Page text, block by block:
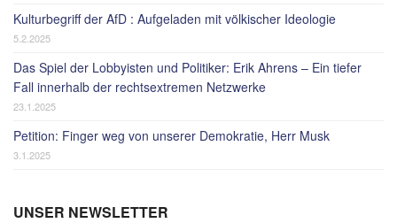
Kulturbegriff der AfD : Aufgeladen mit völkischer Ideologie
5.2.2025
Das Spiel der Lobbyisten und Politiker: Erik Ahrens – Ein tiefer
Fall innerhalb der rechtsextremen Netzwerke
23.1.2025
Petition: Finger weg von unserer Demokratie, Herr Musk
3.1.2025
UNSER NEWSLETTER